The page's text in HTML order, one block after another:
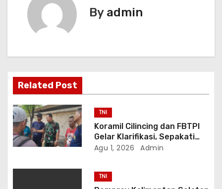
o
s
By admin
Related Post
TNI
Koramil Cilincing dan FBTPI
Gelar Klarifikasi, Sepakati
Penyelesaian Persoalan
Agu 1, 2026 Admin
TNI